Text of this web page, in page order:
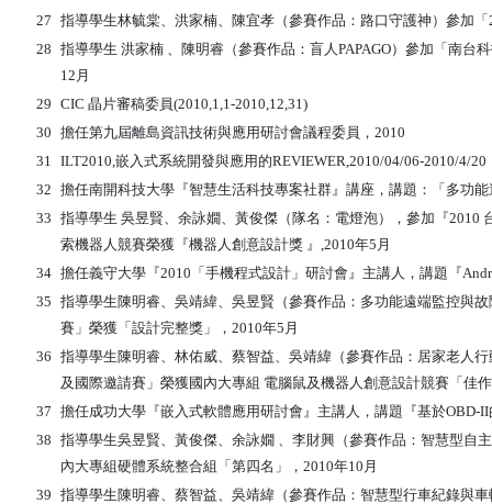
27 指導學生林毓棠、洪家楠、陳宜孝（參賽作品：路口守護神）參加
28 指導學生 洪家楠 、陳明睿（參賽作品：盲人PAPAGO）參加「南
12月
29 CIC 晶片審稿委員(2010,1,1-2010,12,31)
30 擔任第九屆離島資訊技術與應用研討會議程委員，2010
31 ILT2010,嵌入式系統開發與應用的REVIEWER,2010/04/06-2010/4/20
32 擔任南開科技大學『智慧生活科技專案社群』講座，講題：「多功
33 指導學生 吳昱賢、余詠嫺、黃俊傑（隊名：電燈泡），參加『2010
索機器人競賽榮獲『機器人創意設計獎 』,2010年5月
34 擔任義守大學『2010「手機程式設計」研討會』主講人，講題『
35 指導學生陳明睿、吳靖緯、吳昱賢（參賽作品：多功能遠端監控與
賽」榮獲「設計完整獎」，2010年5月
36 指導學生陳明睿、林佑威、蔡智益、吳靖緯（參賽作品：居家老人
及國際邀請賽」榮獲國內大專組 電腦鼠及機器人創意設計競賽「佳
37 擔任成功大學『嵌入式軟體應用研討會』主講人，講題『基於OBD-
38 指導學生吳昱賢、黃俊傑、余詠嫺 、李財興（參賽作品：智慧型自
內大專組硬體系統整合組「第四名」，2010年10月
39 指導學生陳明睿、蔡智益、吳靖緯（參賽作品：智慧型行車紀錄與